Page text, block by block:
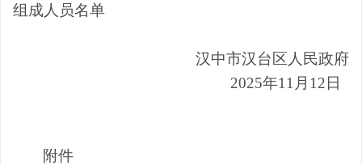
组成人员名单
汉中市汉台区人民政府
2025年11 月 12 日
附件